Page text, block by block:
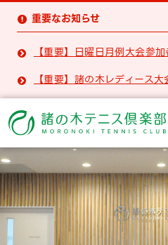
 重要なお知らせ
 【重要】日曜日月例大会参
 【重要】諸の木レディース